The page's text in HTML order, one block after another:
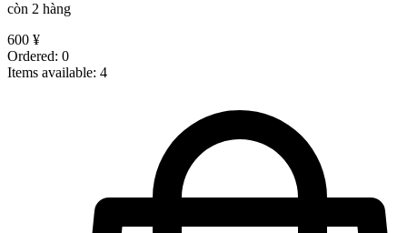
còn 2 hàng
600 ¥
Ordered: 0
Items available: 4